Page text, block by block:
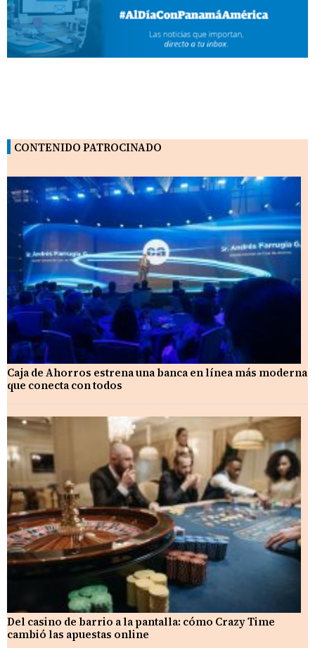
CONTENIDO PATROCINADO
Caja de Ahorros estrena una banca en línea más moderna
que conecta con todos
Del casino de barrio a la pantalla: cómo Crazy Time
cambió las apuestas online